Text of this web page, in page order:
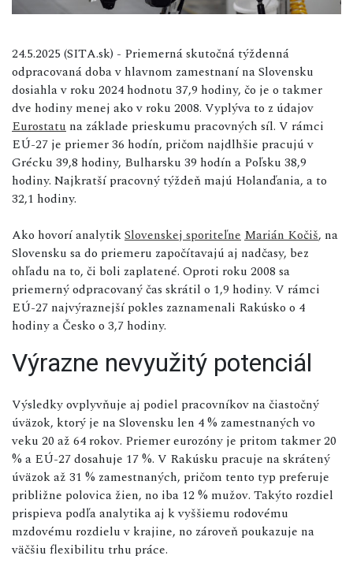
24.5.2025 (SITA.sk) - Priemerná skutočná týždenná
odpracovaná doba v hlavnom zamestnaní na Slovensku
dosiahla v roku 2024 hodnotu 37,9 hodiny, čo je o takmer
dve hodiny menej ako v roku 2008. Vyplýva to z údajov
Eurostatu na základe prieskumu pracovných síl. V rámci
EÚ-27 je priemer 36 hodín, pričom najdlhšie pracujú v
Grécku 39,8 hodiny, Bulharsku 39 hodín a Poľsku 38,9
hodiny. Najkratší pracovný týždeň majú Holanďania, a to
32,1 hodiny.
Ako hovorí analytikSlovenskej sporiteľne Marián Kočiš, na
Slovensku sa do priemeru započítavajú aj nadčasy, bez
ohľadu na to, či boli zaplatené. Oproti roku 2008 sa
priemerný odpracovaný čas skrátil o 1,9 hodiny. V rámci
EÚ-27 najvýraznejší pokles zaznamenali Rakúsko o 4
hodiny a Česko o 3,7 hodiny.
Výrazne nevyužitý potenciál
Výsledky ovplyvňuje aj podiel pracovníkov na čiastočný
úväzok, ktorý je na Slovensku len 4 % zamestnaných vo
veku 20 až 64 rokov. Priemer eurozóny je pritom takmer 20
% a EÚ-27 dosahuje 17 %. V Rakúsku pracuje na skrátený
úväzok až 31 % zamestnaných, pričom tento typ preferuje
približne polovica žien, no iba 12 % mužov. Takýto rozdiel
prispieva podľa analytika aj k vyššiemu rodovému
mzdovému rozdielu v krajine, no zároveň poukazuje na
väčšiu flexibilitu trhu práce.